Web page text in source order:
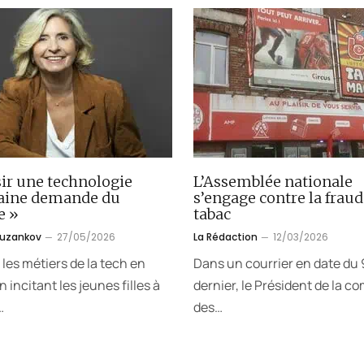
une technologie
demande du
»
27/05/2026
métiers de la tech en
incitant les jeunes filles à
L’Assemblée nationale
s’engage contre la
tabac
La Rédaction 12/03/2026
Dans un courrier en date du
dernier, le Président de la
des…